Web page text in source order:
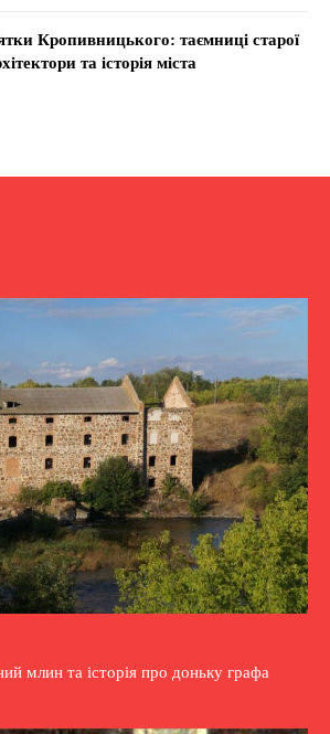
Кропивницького: таємниці старої
та історія міста
млин та історія про доньку графа